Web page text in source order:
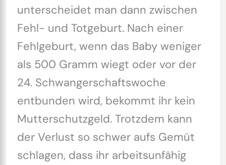
unterscheidet man dann zwischen
Fehl- und Totgeburt. Nach einer
Fehlgeburt, wenn das Baby weniger
als 500 Gramm wiegt oder vor der
24. Schwangerschaftswoche
entbunden wird, bekommt ihr kein
Mutterschutzgeld. Trotzdem kann
der Verlust so schwer aufs Gemüt
schlagen, dass ihr arbeitsunfähig